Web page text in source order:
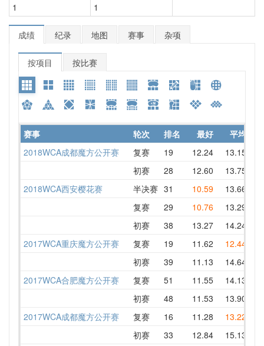
1
1
成绩 纪录 地图 赛事 杂项
按项目 按比赛
赛事 轮次 排名 最好 平均
2018WCA成都魔方公开赛
复赛 19 12.24 13.15
初赛 28 12.60 13.75
2018WCA西安樱花赛 半决赛 31 10.59 13.66
复赛 29 10.76 13.29
初赛 38 13.27 14.24
2017WCA重庆魔方公开赛 复赛 19 11.62 12.44
初赛 39 11.13 14.64
2017WCA合肥魔方公开赛 复赛 51 11.55 14.13
初赛 48 11.53 13.90
2017WCA成都魔方公开赛 复赛 16 11.28 13.22
初赛 33 12.84 15.13